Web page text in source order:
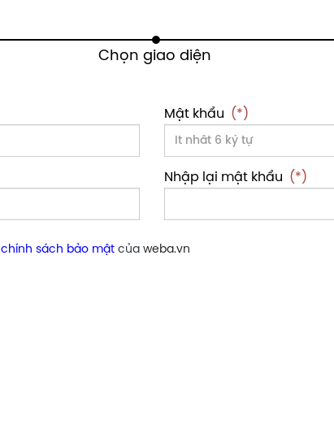
Mật khẩu (*)
Nhập lại mật khẩu (*)
chính sách bảo mậtcủa weba.vn